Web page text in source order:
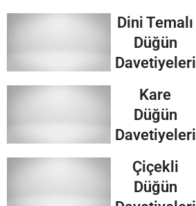
Dini Temalı
Düğün
Davetiyeleri
Kare
Düğün
Davetiyeleri
Çiçekli
Düğün